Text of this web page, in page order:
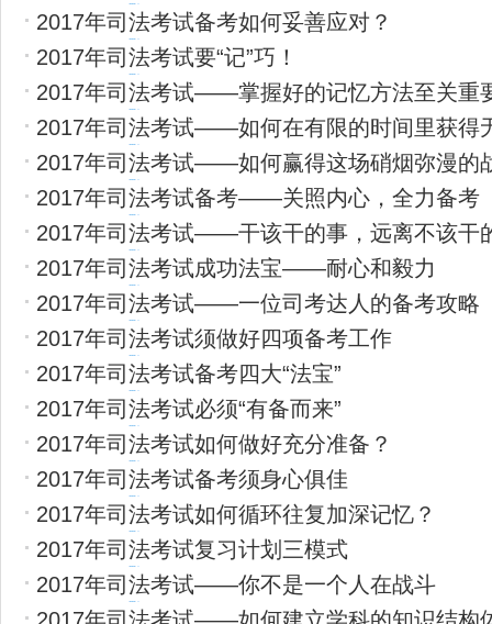
2017年司法考试备考如何妥善应对？
2017年司法考试要“记”巧！
2017年司法考试——掌握好的记忆方法至关重
2017年司法考试——如何在有限的时间里获得
2017年司法考试——如何赢得这场硝烟弥漫
2017年司法考试备考——关照内心，全力备考
2017年司法考试——干该干的事，远离不该干
2017年司法考试成功法宝——耐心和毅力
2017年司法考试——一位司考达人的备考攻略
2017年司法考试须做好四项备考工作
2017年司法考试备考四大“法宝”
2017年司法考试必须“有备而来”
2017年司法考试如何做好充分准备？
2017年司法考试备考须身心俱佳
2017年司法考试如何循环往复加深记忆？
2017年司法考试复习计划三模式
2017年司法考试——你不是一个人在战斗